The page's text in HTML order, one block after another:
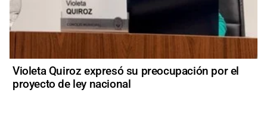
Violeta Quiroz expresó su preocupación por el
proyecto de ley nacional